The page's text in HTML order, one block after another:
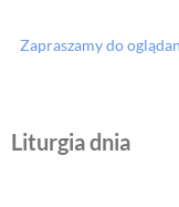
Zapraszamy do
Liturgia dnia